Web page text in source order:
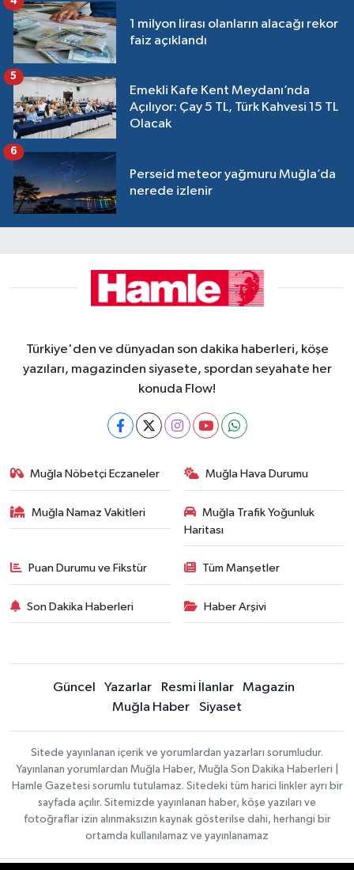
1 milyon lirası olanların alacağı rekor
faiz açıklandı
Emekli Kafe Kent Meydanı’nda
Açılıyor: Çay 5 TL, Türk Kahvesi 15 TL
Olacak
5
Perseid meteor yağmuru Muğla’da
nerede izlenir
6
Türkiye'den ve dünyadan son dakika haberleri, köşe
yazıları, magazinden siyasete, spordan seyahate her
konuda Flow!
Muğla Nöbetçi Eczaneler Muğla Hava Durumu
Muğla Namaz Vakitleri
Muğla Trafik Yoğunluk
Haritası
Puan Durumu ve Fikstür Tüm Manşetler
Son Dakika Haberleri Haber Arşivi
Güncel Yazarlar Resmi İlanlar
Magazin
Muğla Haber
Siyaset
Sitede yayınlanan içerik ve yorumlardan yazarları sorumludur.
Yayınlanan yorumlardan Muğla Haber, Muğla Son Dakika Haberleri |
Hamle Gazetesi sorumlu tutulamaz. Sitedeki tüm harici linkler ayrı bir
sayfada açılır. Sitemizde yayınlanan haber, köşe yazıları ve
fotoğraflar izin alınmaksızın kaynak gösterilse dahi, herhangi bir
ortamda kullanılamaz ve yayınlanamaz